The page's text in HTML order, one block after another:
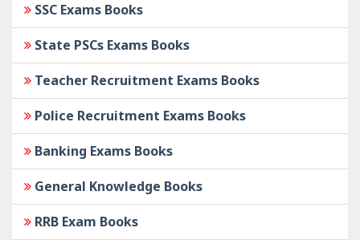
SSC Exams Books
State PSCs Exams Books
Teacher Recruitment Exams Books
Police Recruitment Exams Books
Banking Exams Books
General Knowledge Books
RRB Exam Books